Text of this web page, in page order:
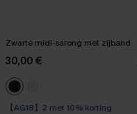
Zwarte midi-sarong met zijband
30,00 €
【AG18】2 met 10% korting